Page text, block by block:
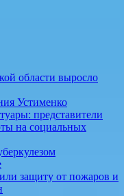
области выросло
Устименко
представители
на социальных
защиту от пожаров и